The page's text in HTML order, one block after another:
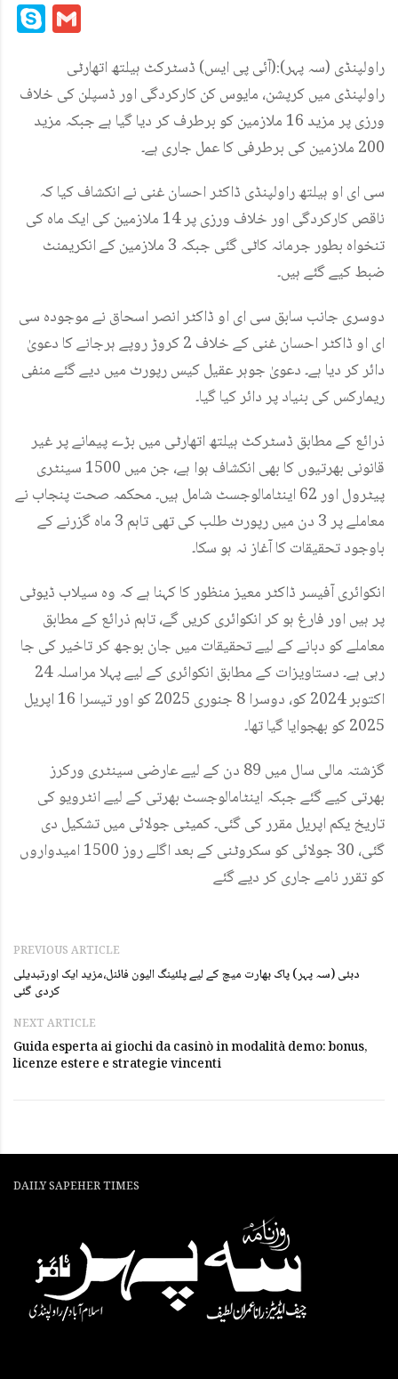
Mail Link
Skype
راولپنڈی (سہ پہر):(آئی پی ایس) ڈسٹرکٹ ہیلتھ اتھارٹی
راولپنڈی میں کرپشن، مایوس کن کارکردگی اور ڈسپلن کی خلاف
ورزی پر مزید 16 ملازمین کو برطرف کر دیا گیا ہے جبکہ مزید
200 ملازمین کی برطرفی کا عمل جاری ہے۔
سی ای او ہیلتھ راولپنڈی ڈاکٹر احسان غنی نے انکشاف کیا کہ
ناقص کارکردگی اور خلاف ورزی پر 14 ملازمین کی ایک ماہ کی
تنخواہ بطور جرمانہ کاٹی گئی جبکہ 3 ملازمین کے انکریمنٹ
ضبط کیے گئے ہیں۔
دوسری جانب سابق سی ای او ڈاکٹر انصر اسحاق نے موجودہ سی
ای او ڈاکٹر احسان غنی کے خلاف 2 کروڑ روپے ہرجانے کا دعویٰ
دائر کر دیا ہے۔ دعویٰ جوہر عقیل کیس رپورٹ میں دیے گئے منفی
ریمارکس کی بنیاد پر دائر کیا گیا۔
ذرائع کے مطابق ڈسٹرکٹ ہیلتھ اتھارٹی میں بڑے پیمانے پر غیر
قانونی بھرتیوں کا بھی انکشاف ہوا ہے، جن میں 1500 سینٹری
پیٹرول اور 62 اینٹامالوجسٹ شامل ہیں۔ محکمہ صحت پنجاب نے
معاملے پر 3 دن میں رپورٹ طلب کی تھی تاہم 3 ماہ گزرنے کے
باوجود تحقیقات کا آغاز نہ ہو سکا۔
انکوائری آفیسر ڈاکٹر معیز منظور کا کہنا ہے کہ وہ سیلاب ڈیوٹی
پر ہیں اور فارغ ہو کر انکوائری کریں گے، تاہم ذرائع کے مطابق
معاملے کو دبانے کے لیے تحقیقات میں جان بوجھ کر تاخیر کی جا
رہی ہے۔ دستاویزات کے مطابق انکوائری کے لیے پہلا مراسلہ 24
اکتوبر 2024 کو، دوسرا 8 جنوری 2025 کو اور تیسرا 16 اپریل
2025 کو بھجوایا گیا تھا۔
گزشتہ مالی سال میں 89 دن کے لیے عارضی سینٹری ورکرز
بھرتی کیے گئے جبکہ اینٹامالوجسٹ بھرتی کے لیے انٹرویو کی
تاریخ یکم اپریل مقرر کی گئی۔ کمیٹی جولائی میں تشکیل دی
گئی، 30 جولائی کو سکروٹنی کے بعد اگلے روز 1500 امیدواروں
کو تقرر نامے جاری کر دیے گئے
PREVIOUS ARTICLE
دبئی (سہ پہر) پاک بھارت میچ کے لیے پلئینگ الیون فائنل،مزید ایک اورتبدیلی
کردی گئی
NEXT ARTICLE
Guida esperta ai giochi da casinò in modalità demo: bonus,
licenze estere e strategie vincenti
DAILY SAPEHER TIMES